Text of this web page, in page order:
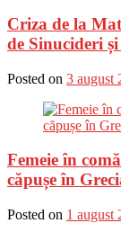
Criza de la
de Sinucideri
Posted on 3 august
Femeie în
căpușe în
Posted on 1 august